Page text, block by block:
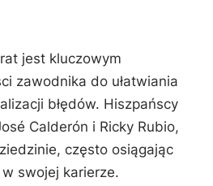
jest kluczowym
zawodnika do ułatwiania
błędów. Hiszpańscy
Calderón i Ricky Rubio,
często osiągając
swojej karierze.